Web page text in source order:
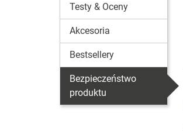
Testy & Oceny
Akcesoria
Bestsellery
Bezpieczeństwo
produktu